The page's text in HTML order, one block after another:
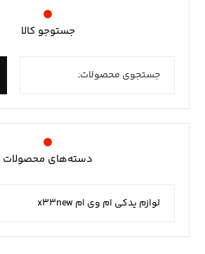
جستوجو کالا
دسته‌های محصولات